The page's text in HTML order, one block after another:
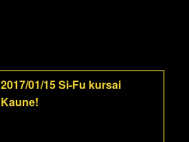
2017/01/15 Si-Fu kursai
Kaune!